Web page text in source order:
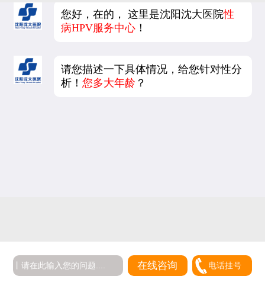
您好，在的， 这里是沈阳沈大医院性
病HPV服务中心 ！
请您描述一下具体情况，给您针对性分
析！您多大年龄 ？
在线咨询 电话挂号
5